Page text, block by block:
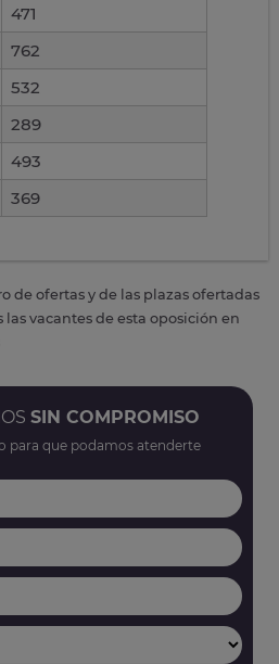
471
762
532
289
493
369
de ofertas y de las plazas ofertadas
vacantes de esta oposición en
SIN COMPROMISO
para que podamos atenderte